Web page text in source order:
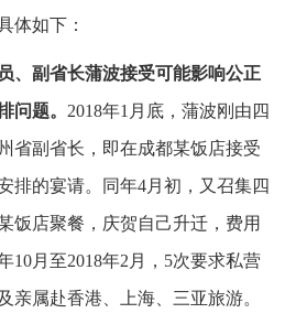
体如下：
、副省长蒲波接受可能影响公正
问题。 2018年1月底，蒲波刚由四
省副省长，即在成都某饭店接受
排的宴请。同年4月初，又召集四
饭店聚餐，庆贺自己升迁，费用
10月至2018年2月，5次要求私营
亲属赴香港、上海、三亚旅游。